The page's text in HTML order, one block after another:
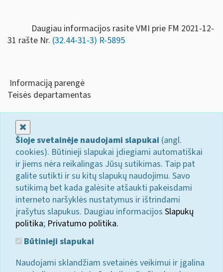
Daugiau informacijos rasite VMI prie FM 2021-12-
31 rašte Nr. (32.44-31-3) R-5895
Informaciją parengė
Teisės departamentas
Šioje svetainėje naudojami slapukai (angl.
cookies). Būtinieji slapukai įdiegiami automatiškai
ir jiems nėra reikalingas Jūsų sutikimas. Taip pat
galite sutikti ir su kitų slapukų naudojimu. Savo
sutikimą bet kada galėsite atšaukti pakeisdami
interneto naršyklės nustatymus ir ištrindami
įrašytus slapukus. Daugiau informacijos Slapukų
politika; Privatumo politika.
Būtinieji slapukai
Naudojami sklandžiam svetainės veikimui ir įgalina